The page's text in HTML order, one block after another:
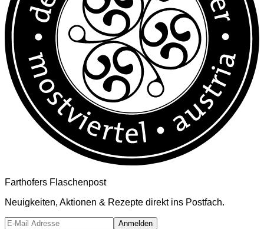
Farthofers Flaschenpost
Neuigkeiten, Aktionen & Rezepte direkt ins Postfach.
Anmelden